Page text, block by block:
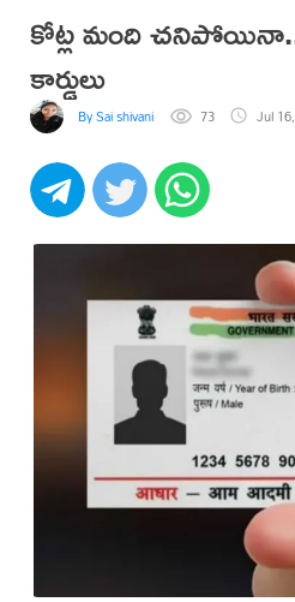
కోట్ల మంది
కార్డులు
By Sai shivani 73 Jul